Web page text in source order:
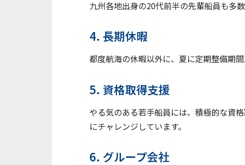
九州各地出身の20代前半の先輩船員も多
4. 長期休暇
都度航海の休暇以外に、夏に定期整備期
5. 資格取得支援
やる気のある若手船員には、積極的な資
にチャレンジしています。
6. グループ会社